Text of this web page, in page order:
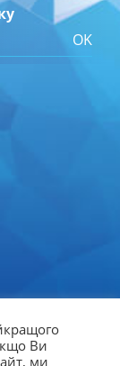
OK
Ви
ми